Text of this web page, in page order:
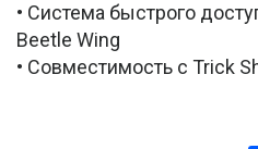
• Система быстрого
Beetle Wing
• Совместимость с Trick